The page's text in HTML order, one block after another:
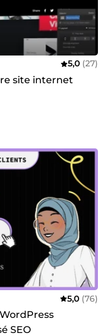
5,0 (27)
site internet
5,0 (76)
SEO